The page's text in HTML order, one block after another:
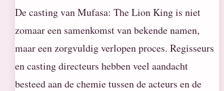
De casting van Mufasa: The Lion King is niet
zomaar een samenkomst van bekende namen,
maar een zorgvuldig verlopen proces. Regisseurs
en casting directeurs hebben veel aandacht
besteed aan de chemie tussen de acteurs en de